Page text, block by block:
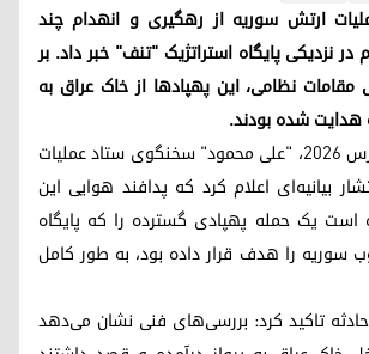
ارتش سوریه از رهگیری و انهدام چند
نزدیکی پایگاه استراتژیک "تنف" خبر داد. بر
نظامی، این پهپادها از خاک عراق به
شده بودند.
امروز شنبه، ۲۸ مارس ۲۰۲۶، "علی محمود" سخنگوی ستاد عملیات
بیانیه‌ای اعلام کرد که پدافند هوایی این
یک حمله پهپادی گسترده را که پایگاه
سوریه را هدف قرار داده بود، به طور کامل
تاکید کرد: بررسی‌های فنی نشان می‌دهد